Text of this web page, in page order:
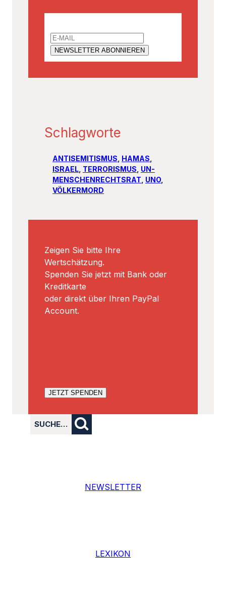
Schlagworte
ANTISEMITISMUS HAMAS
ISRAEL TERRORISMUS UN-
MENSCHENRECHTSRAT UNO
VÖLKERMORD
Zeigen Sie bitte Ihre
Wertschätzung.
Spenden Sie jetzt mit Bank oder
Kreditkarte
oder direkt über Ihren PayPal
Account.
JETZT SPENDEN
SUCHE…
NEWSLETTER
LEXIKON